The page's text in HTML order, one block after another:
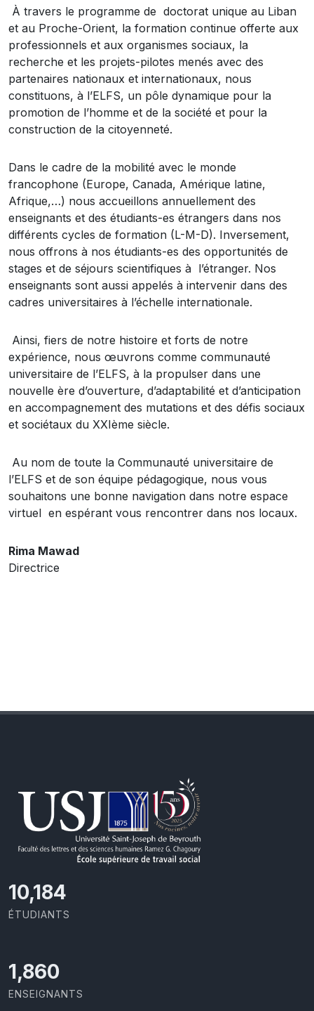
À travers le programme de doctorat unique au Liban
et au Proche-Orient, la formation continue offerte aux
professionnels et aux organismes sociaux, la
recherche et les projets-pilotes menés avec des
partenaires nationaux et internationaux, nous
constituons, à l’ELFS, un pôle dynamique pour la
promotion de l’homme et de la société et pour la
construction de la citoyenneté.
Dans le cadre de la mobilité avec le monde
francophone (Europe, Canada, Amérique latine,
Afrique,…) nous accueillons annuellement des
enseignants et des étudiants-es étrangers dans nos
différents cycles de formation (L-M-D). Inversement,
nous offrons à nos étudiants-es des opportunités de
stages et de séjours scientifiques à l’étranger. Nos
enseignants sont aussi appelés à intervenir dans des
cadres universitaires à l’échelle internationale.
Ainsi, fiers de notre histoire et forts de notre
expérience, nous œuvrons comme communauté
universitaire de l’ELFS, à la propulser dans une
nouvelle ère d’ouverture, d’adaptabilité et d’anticipation
en accompagnement des mutations et des défis sociaux
et sociétaux du XXIème siècle.
Au nom de toute la Communauté universitaire de
l’ELFS et de son équipe pédagogique, nous vous
souhaitons une bonne navigation dans notre espace
virtuel en espérant vous rencontrer dans nos locaux.
Rima Mawad
Directrice
11,418
ÉTUDIANTS
2,086
ENSEIGNANTS